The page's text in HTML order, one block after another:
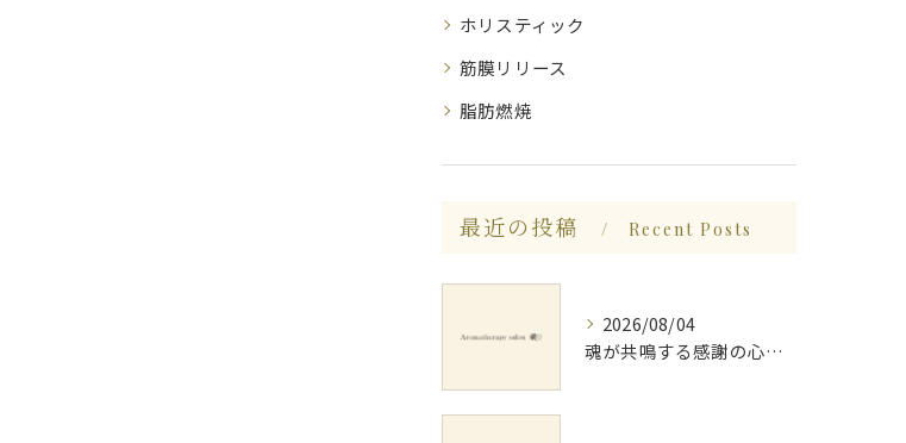
ホリスティック
筋膜リリース
脂肪燃焼
最近の投稿 Recent Posts
2026/08/04
魂が共鳴する感謝の心と天地創造